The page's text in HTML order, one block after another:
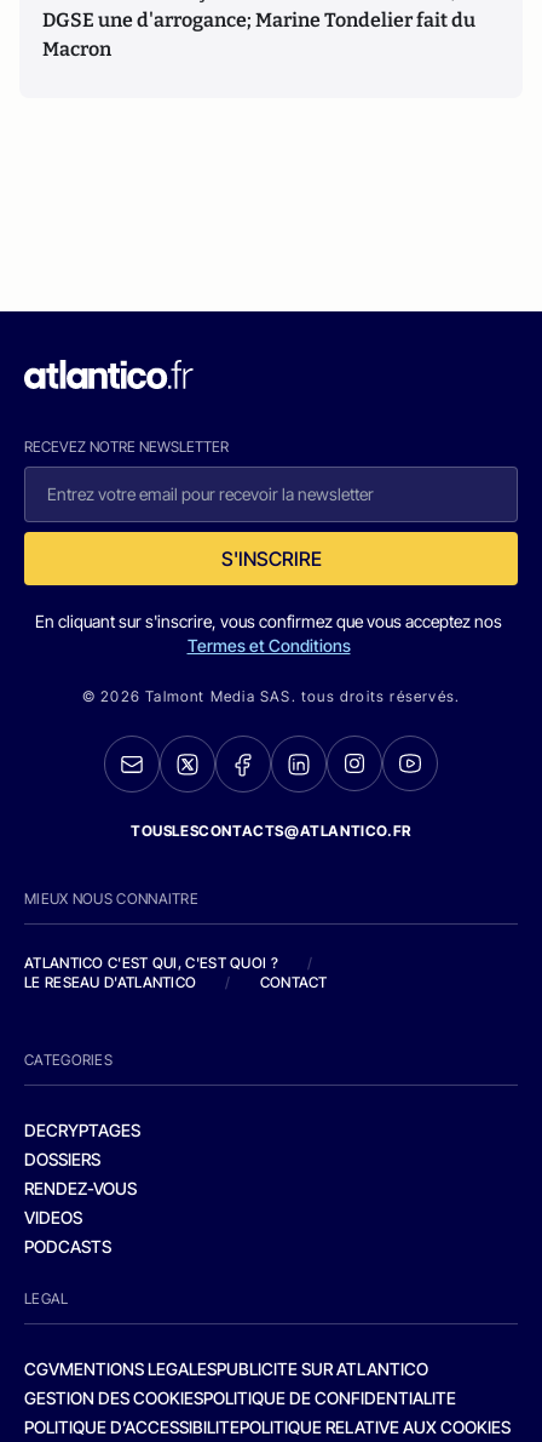
DGSE une d'arrogance; Marine Tondelier fait du
Macron
RECEVEZ NOTRE NEWSLETTER
S'INSCRIRE
En cliquant sur s'inscrire, vous confirmez que vous acceptez nos
Termes et Conditions
© 2026 Talmont Media SAS. tous droits réservés.
TOUSLESCONTACTS@ATLANTICO.FR
MIEUX NOUS CONNAITRE
ATLANTICO C'EST QUI, C'EST QUOI ?
/
LE RESEAU D'ATLANTICO
/ CONTACT
CATEGORIES
DECRYPTAGES
DOSSIERS
RENDEZ-VOUS
VIDEOS
PODCASTS
LEGAL
CGVMENTIONS LEGALESPUBLICITE SUR ATLANTICO
GESTION DES COOKIESPOLITIQUE DE CONFIDENTIALITE
POLITIQUE D’ACCESSIBILITEPOLITIQUE RELATIVE AUX COOKIES